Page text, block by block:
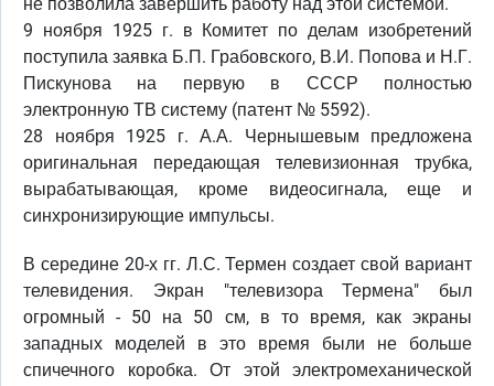
9 ноября 1925 г. в Комитет по делам изобретений
поступила заявка Б.П. Грабовского, В.И. Попова и Н.Г.
Пискунова на первую в СССР полностью
электронную ТВ систему (патент № 5592).
28 ноября 1925 г. А.А. Чернышевым предложена
оригинальная передающая телевизионная трубка,
вырабатывающая, кроме видеосигнала, еще и
синхронизирующие импульсы.
В середине 20-х гг. Л.С. Термен создает свой вариант
телевидения. Экран "телевизора Термена" был
огромный - 50 на 50 см, в то время, как экраны
западных моделей в это время были не больше
спичечного коробка. От этой электромеханической